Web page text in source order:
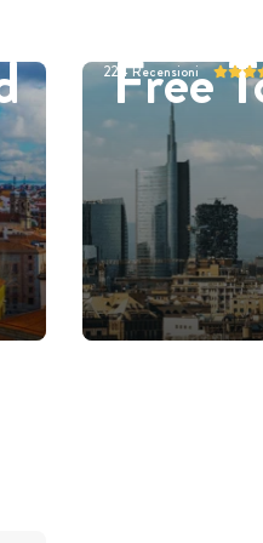
Free
224Recensioni